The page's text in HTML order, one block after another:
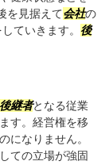
を見据えて会社の
ていきます。 後
後継者となる従業
す。経営権を移
になりません。
ての立場が強固